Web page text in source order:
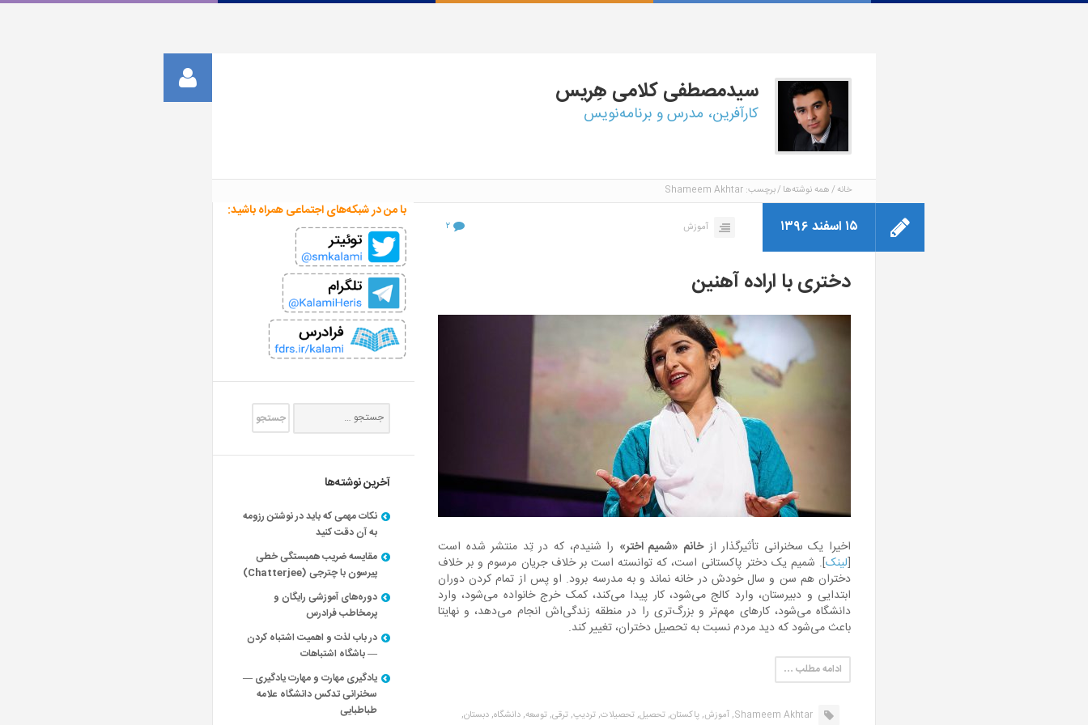
سیدمصطفیکلامی هِریس
کارآفرین، مدرس و برنامه‌نویس
خانه همه نوشته‌ها برچسب: Shameem Akhtar
۱۵ اسفند ۱۳۹۶ آموزش ۲
دختری با اراده آهنین
اخیرا یک سخنرانی تأثیرگذار ازخانم «شمیم اختر» را شنیدم، که در تِد منتشر شده است
[لینک]. شمیم یک دختر پاکستانی است، که توانسته است بر خلاف جریان مرسوم و بر خلاف
دختران هم سن و سال خودش در خانه نماند و به مدرسه برود. او پس از تمام کردن دوران
ابتدایی و دبیرستان، وارد کالج می‌شود، کار پیدا می‌کند، کمک خرج خانواده می‌شود، وارد
دانشگاه می‌شود، کارهای مهم‌تر و بزرگ‌تری را در منطقه زندگی‌اش انجام می‌دهد، و نهایتا
باعث می‌شود که دید مردم نسبت به تحصیل دختران، تغییر کند.
ادامه مطلب …
Shameem Akhtar, آموزش,پاکستان,تحصیل,تحصیلات,تردیپ,ترقی,توسعه,دانشگاه,دبستان,
با من در شبکه‌های اجتماعی همراه باشید:
آخرین نوشته‌ها
نکات مهمی که باید در نوشتن رزومه
به آن دقت کنید
مقایسه ضریب همبستگی خطی
پیرسون با چترجی (Chatterjee)
دوره‌های آموزشی رایگان و
پرمخاطب فرادرس
در باب لذت و اهمیت اشتباه کردن
— باشگاه اشتباهات
یادگیری مهارت و مهارت یادگیری —
سخنرانی تدکس دانشگاه علامه
طباطبایی